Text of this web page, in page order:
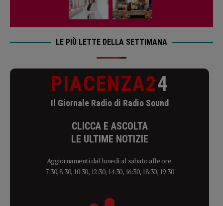
LE PIÙ LETTE DELLA SETTIMANA
PIACENZA24
Il Giornale Radio di Radio Sound
CLICCA E ASCOLTA
LE ULTIME NOTIZIE
Aggiornamenti dal lunedì al sabato alle ore:
7:30, 8:30, 10:30, 12:30, 14:30, 16:30, 18:30, 19:30